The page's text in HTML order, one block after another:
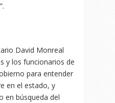
David Monreal
y los funcionarios de
para entender
en el estado, y
en búsqueda del